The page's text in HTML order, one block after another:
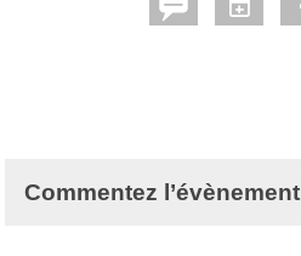
Commentez l’évènement